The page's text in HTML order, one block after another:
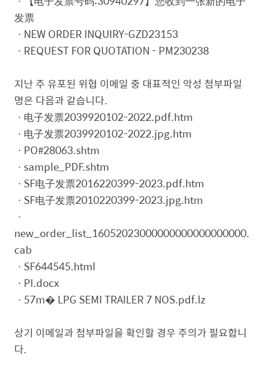
发票
ㆍNEW ORDER INQUIRY-GZD23153
ㆍREQUEST FOR QUOTATION - PM230238
지난 주 유포된 위협 이메일 중 대표적인 악성 첨부파일
명은 다음과 같습니다.
ㆍ电子发票2039920102-2022.pdf.htm
ㆍ电子发票2039920102-2022.jpg.htm
ㆍPO#28063.shtm
ㆍsample_PDF.shtm
ㆍSF电子发票2016220399-2023.pdf.htm
ㆍSF电子发票2010220399-2023.jpg.htm
ㆍ
new_order_list_16052023000000000000000000.
cab
ㆍSF644545.html
ㆍPI.docx
ㆍ57m� LPG SEMI TRAILER 7 NOS.pdf.lz
상기 이메일과 첨부파일을 확인할 경우 주의가 필요합니
다.